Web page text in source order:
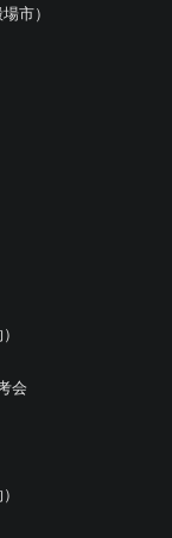
市）
会